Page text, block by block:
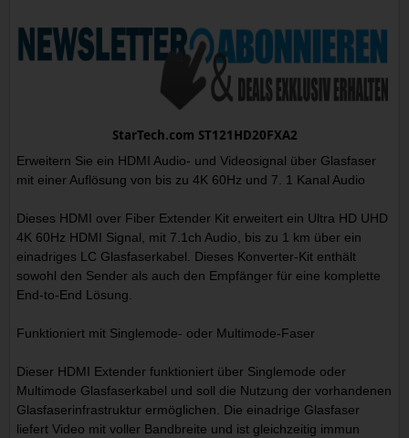
StarTech.com ST121HD20FXA2
Erweitern Sie ein HDMI Audio- und Videosignal über Glasfaser
mit einer Auflösung von bis zu 4K 60Hz und 7. 1 Kanal Audio
Dieses HDMI over Fiber Extender Kit erweitert ein Ultra HD UHD
4K 60Hz HDMI Signal, mit 7.1ch Audio, bis zu 1 km über ein
einadriges LC Glasfaserkabel. Dieses Konverter-Kit enthält
sowohl den Sender als auch den Empfänger für eine komplette
End-to-End Lösung.
Funktioniert mit Singlemode- oder Multimode-Faser
Dieser HDMI Extender funktioniert über Singlemode oder
Multimode Glasfaserkabel und soll die Nutzung der vorhandenen
Glasfaserinfrastruktur ermöglichen. Die einadrige Glasfaser
liefert Video mit voller Bandbreite und ist gleichzeitig immun